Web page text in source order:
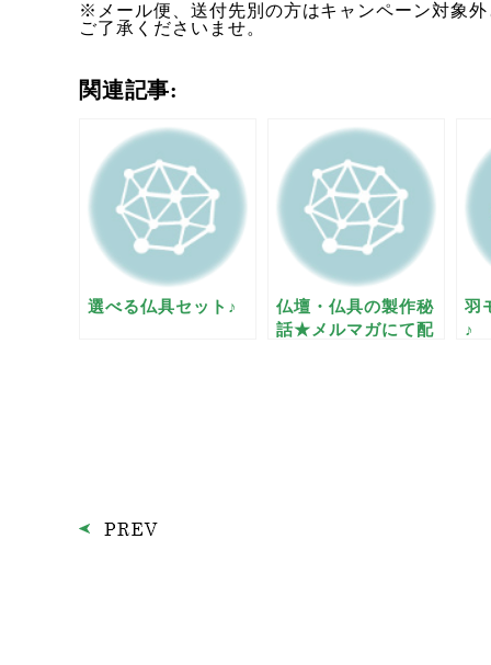
※メール便、送付先別の方はキャンペーン対象外
ご了承くださいませ。
関連記事:
選べる仏具セット♪
仏壇・仏具の製作秘
話★メルマガにて配
羽
♪